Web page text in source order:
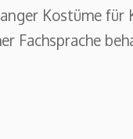
Kostüme
Fachsprache